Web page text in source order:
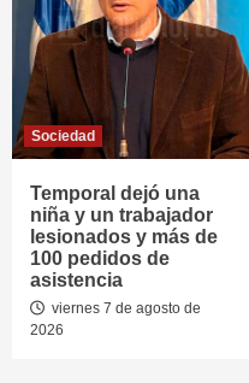
Sociedad
Temporal dejó una
niña y un trabajador
lesionados y más de
100 pedidos de
asistencia
viernes 7 de agosto de
2026